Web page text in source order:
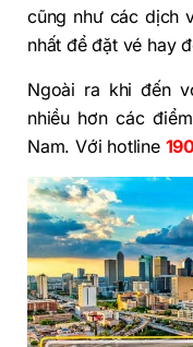
cũng như các dịch
nhất để đặt vé hay
Ngoài ra khi đến
nhiều hơn các
Nam. Với hotline